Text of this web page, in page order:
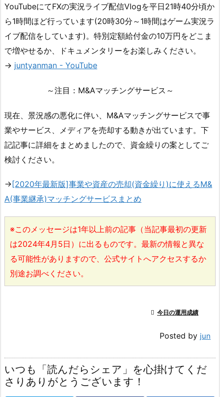
YouTubeにてFXの実況ライブ配信Vlogを平日21時40分頃か
ら1時間ほど行っています(20時30分～1時間はゲーム実況ラ
イブ配信をしています)。特別定額給付金の10万円をどこま
で増やせるか、ドキュメンタリーをお楽しみください。
→ juntyanman - YouTube
～注目：M&Aマッチングサービス～
現在、景況感の悪化に伴い、M&Aマッチングサービスで事
業やサービス、メディアを売却する動きが出ています。下
記記事に詳細をまとめましたので、資金繰りの案としてご
検討ください。
→ [2020年最新版]事業や資産の売却(資金繰り)に使えるM&
A(事業継承)マッチングサービスまとめ
※このメッセージは1年以上前の記事（当記事最初の更新
は2024年4月5日）に出るものです。最新の情報と異な
る可能性がありますので、公式サイトへアクセスするか
別途お調べください。
 今日の運用成績
Posted by jun
いつも「読んだらシェア」を心掛けてくだ
さりありがとうございます！